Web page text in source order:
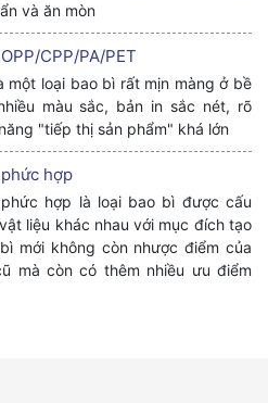
và ăn mòn
CPP/PA/PET
một loại bao bì rất mịn màng ở bề
màu sắc, bản in sắc nét, rõ
năng "tiếp thị sản phẩm" khá lớn
hợp
hợp là loại bao bì được cấu
liệu khác nhau với mục đích tạo
mới không còn nhược điểm của
mà còn có thêm nhiều ưu điểm